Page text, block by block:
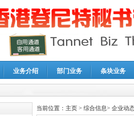
业务介绍 部门业务 条块业务
得税汇算清缴申报鉴证
当前位置： 主页 > 综合信息> 企业动